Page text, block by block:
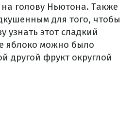
голову Ньютона. Также
для того, чтобы
узнать этот сладкий
яблоко можно было
другой фрукт округлой